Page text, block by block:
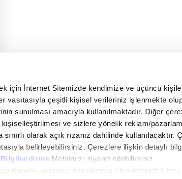
için İnternet Sitemizde kendimize ve üçüncü
vasıtasıyla çeşitli kişisel verileriniz işlenmekte
sunulması amacıyla kullanılmaktadır. Diğer
kişiselleştirilmesi ve sizlere yönelik reklam/
olarak açık rızanız dahilinde kullanılacaktır.
belirleyebilirsiniz. Çerezlere ilişkin detaylı
Metnimizi ziyaret edebilirsiniz.
Kanunu uyarınca hazırlanmış olan İnternet Sitesi